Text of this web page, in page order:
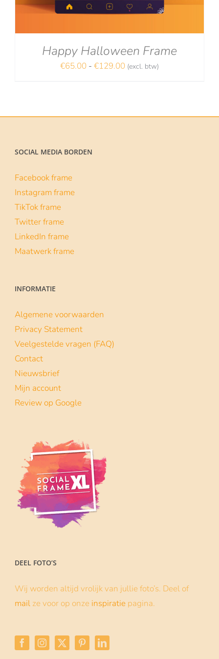
Happy Halloween Frame
€65.00 - €129.00Prijsklasse:
(excl. btw)
SOCIAL MEDIA BORDEN
Facebook frame
Instagram frame
TikTok frame
Twitter frame
LinkedIn frame
Maatwerk frame
INFORMATIE
Algemene voorwaarden
Privacy Statement
Veelgestelde vragen (FAQ)
Contact
Nieuwsbrief
Mijn account
Review op Google
DEEL FOTO’S
Wij worden altijd vrolijk van jullie foto’s. Deel of
mail ze voor op onze inspiratie pagina.